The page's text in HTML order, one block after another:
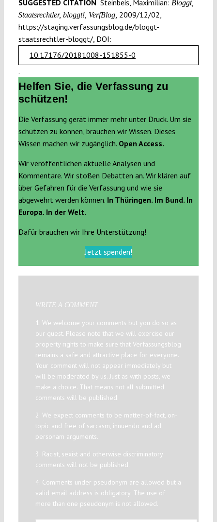
SUGGESTED CITATION Steinbeis, Maximilian: Bloggt,
Staatsrechtler, bloggt!, VerfBlog, 2009/12/02,
https://staging.verfassungsblog.de/bloggt-
staatsrechtler-bloggt/, DOI:
10.17176/20181008-151855-0
.
Helfen Sie, die Verfassung zu
schützen!
Die Verfassung gerät immer mehr unter Druck. Um sie
schützen zu können, brauchen wir Wissen. Dieses
Wissen machen wir zugänglich. Open Access.
Wir veröffentlichen aktuelle Analysen und
Kommentare. Wir stoßen Debatten an. Wir klären auf
über Gefahren für die Verfassung und wie sie
abgewehrt werden können. In Thüringen. Im Bund. In
Europa. In der Welt.
Dafür brauchen wir Ihre Unterstützung!
Jetzt spenden!
WRITE A COMMENT
1. We welcome your comments but you do so as
our guest. Please note that we will exercise our
property rights to make sure that Verfassungsblog
remains a safe and attractive place for everyone.
Your comment will not appear immediately but
will be moderated by us. Just as with posts, we
make a choice. That means not all submitted
comments will be published.
2. We expect comments to be matter-of-fact, on-
topic and free of sarcasm, innuendo and ad
personam arguments.
3. Racist, sexist and otherwise discriminatory
comments will not be published.
4. Comments under pseudonym are allowed but a
valid email address is obligatory. The use of
more than one pseudonym is not allowed.